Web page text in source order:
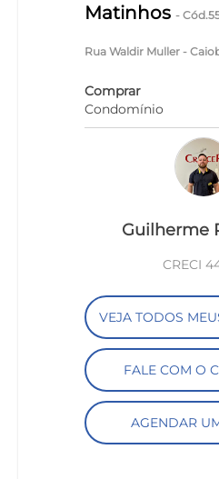
Matinhos-
Rua Waldir Muller -
Comprar
Condomínio
Guilherme
CRECI
VEJA TODOS
FALE COM O
AGENDAR